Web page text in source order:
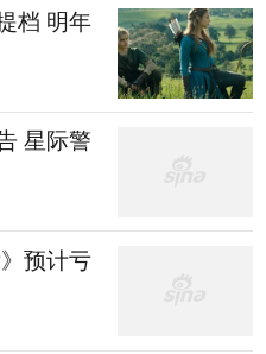
档 明年
星际警
预计亏